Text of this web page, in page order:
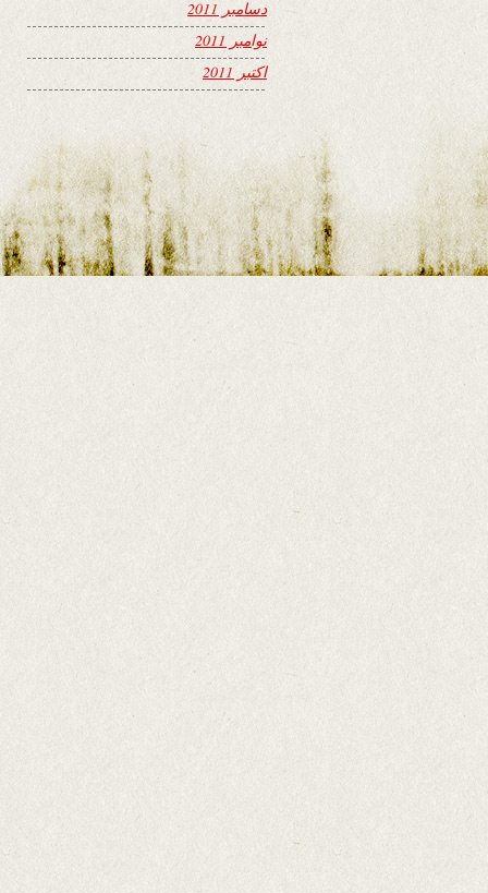
دسامبر 2011
نوامبر 2011
اکتبر 2011